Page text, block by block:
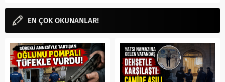
EN ÇOK OKUNANLAR!